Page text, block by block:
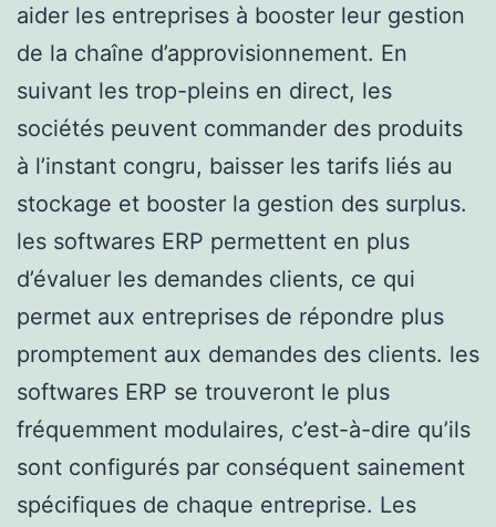
aider les entreprises à booster leur gestion
de la chaîne d’approvisionnement. En
suivant les trop-pleins en direct, les
sociétés peuvent commander des produits
à l’instant congru, baisser les tarifs liés au
stockage et booster la gestion des surplus.
les softwares ERP permettent en plus
d’évaluer les demandes clients, ce qui
permet aux entreprises de répondre plus
promptement aux demandes des clients. les
softwares ERP se trouveront le plus
fréquemment modulaires, c’est-à-dire qu’ils
sont configurés par conséquent sainement
spécifiques de chaque entreprise. Les